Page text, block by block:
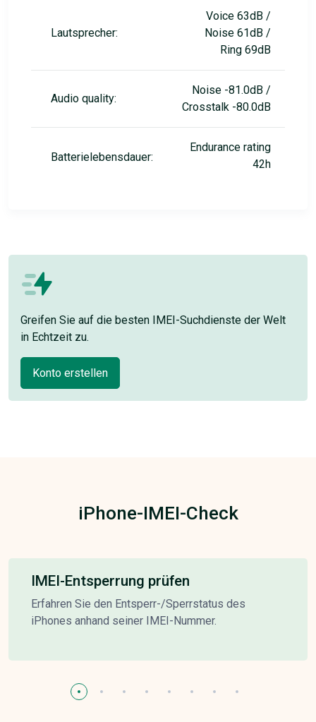
Lautsprecher:
Voice 63dB /
Noise 61dB /
Ring 69dB
Audio quality:
Noise -81.0dB /
Crosstalk -80.0dB
Batterielebensdauer:
Endurance rating
42h
Greifen Sie auf die besten IMEI-Suchdienste der Welt
in Echtzeit zu.
Konto erstellen
iPhone-IMEI-Check
IMEI-Entsperrung prüfen
Erfahren Sie den Entsperr-/Sperrstatus des
iPhones anhand seiner IMEI-Nummer.